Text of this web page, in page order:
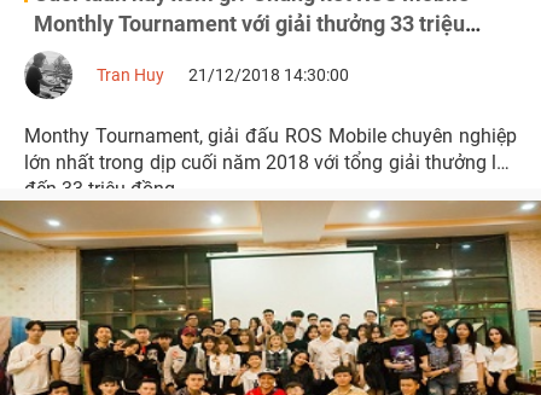
Monthly Tournament với giải thưởng 33 triệu
đồng vào 17h ngày 21, 22/12
Tran Huy 21/12/2018 14:30:00
Monthy Tournament, giải đấu ROS Mobile chuyên nghiệp
lớn nhất trong dịp cuối năm 2018 với tổng giải thưởng lên
đến 33 triệu đồng.